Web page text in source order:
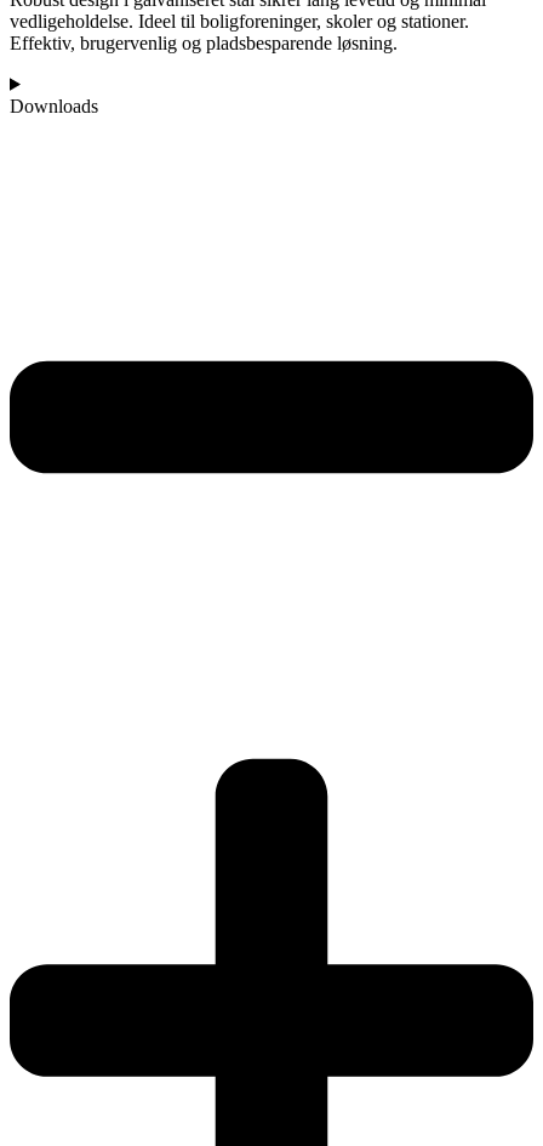
vedligeholdelse. Ideel til boligforeninger, skoler og stationer.
Effektiv, brugervenlig og pladsbesparende løsning.
Downloads